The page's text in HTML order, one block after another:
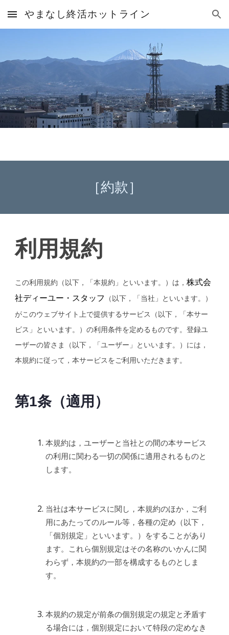
Skip to main content Skip to navigation
やまなし終活ホットライン
［約款 ］
利用規約
この利用規約（以下，「本規約」といいます。）は，株式会
社ディーユー・スタッフ
（以下，「当社」といいます。）
がこのウェブサイト上で提供するサービス（以下，「本サー
ビス」といいます。）の利用条件を定めるものです。登録ユ
ーザーの皆さま（以下，「ユーザー」といいます。）には，
本規約に従って，本サービスをご利用いただきます。
第1条（適用）
本規約は，ユーザーと当社との間の本サービス
の利用に関わる一切の関係に適用されるものと
します。
当社は本サービスに関し，本規約のほか，ご利
用にあたってのルール等，各種の定め（以下，
「個別規定」といいます。）をすることがあり
ます。これら個別規定はその名称のいかんに関
わらず，本規約の一部を構成するものとしま
す。
本規約の規定が前条の個別規定の規定と矛盾す
る場合には，個別規定において特段の定めなき